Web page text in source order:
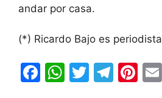
andar por casa.
(*) Ricardo Bajo es periodista
F
W T
T
Pi